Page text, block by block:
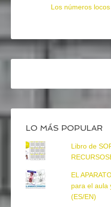
Los números
LO MÁS POPULAR
Libro de
EL
para el aula
(ES/EN)